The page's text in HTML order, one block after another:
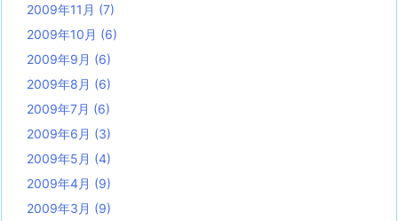
2009年11月 (7)
2009年10月 (6)
2009年9月 (6)
2009年8月 (6)
2009年7月 (6)
2009年6月 (3)
2009年5月 (4)
2009年4月 (9)
2009年3月 (9)